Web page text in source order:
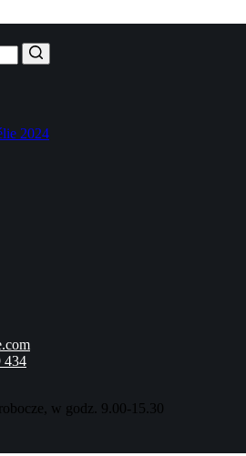
2024
434
w godz. 9.00-15.30